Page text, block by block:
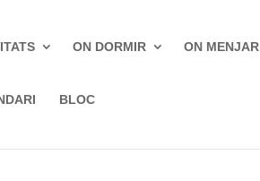
ON DORMIR ON MENJAR
BLOC